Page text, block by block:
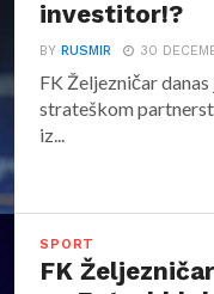
investitor!?
BYRUSMIR 30
FK Željezničar
strateškom
iz...
SPORT
FK